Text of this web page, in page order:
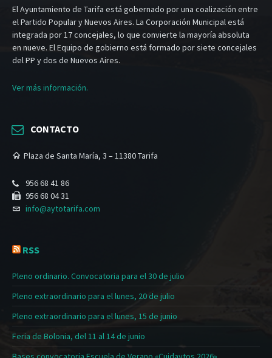
El Ayuntamiento de Tarifa está gobernado por una coalización entre
el Partido Popular y Nuevos Aires. La Corporación Municipal está
integrada por 17 concejales, lo que convierte la mayoría absoluta
en nueve. El Equipo de gobierno está formado por siete concejales
del PP y dos de Nuevos Aires.
Ver más información.
CONTACTO
Plaza de Santa María, 3 – 11380 Tarifa
956 68 41 86
956 68 04 31
info@aytotarifa.com
RSS
Pleno ordinario. Convocatoria para el 30 de julio
Pleno extraordinario para el lunes, 20 de julio
Pleno extraordinario para el lunes, 15 de junio
Feria de Bolonia, del 11 al 14 de junio